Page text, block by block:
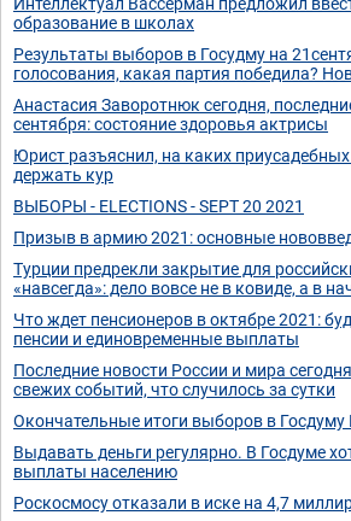
образование в школах
Результаты выборов в Госудму на
голосования, какая партия победила?
Анастасия Заворотнюк сегодня,
сентября: состояние здоровья актрисы
Юрист разъяснил, на каких
держать кур
ВЫБОРЫ - ELECTIONS - SEPT 20 2021
Призыв в армию 2021: основные
Турции предрекли закрытие для
«навсегда»: дело вовсе не в ковиде, а в
Что ждет пенсионеров в октябре 2021:
пенсии и единовременные выплаты
Последние новости России и мира
свежих событий, что случилось за сутки
Окончательные итоги выборов в
Выдавать деньги регулярно. В Госдуме
выплаты населению
Роскосмосу отказали в иске на 4,7